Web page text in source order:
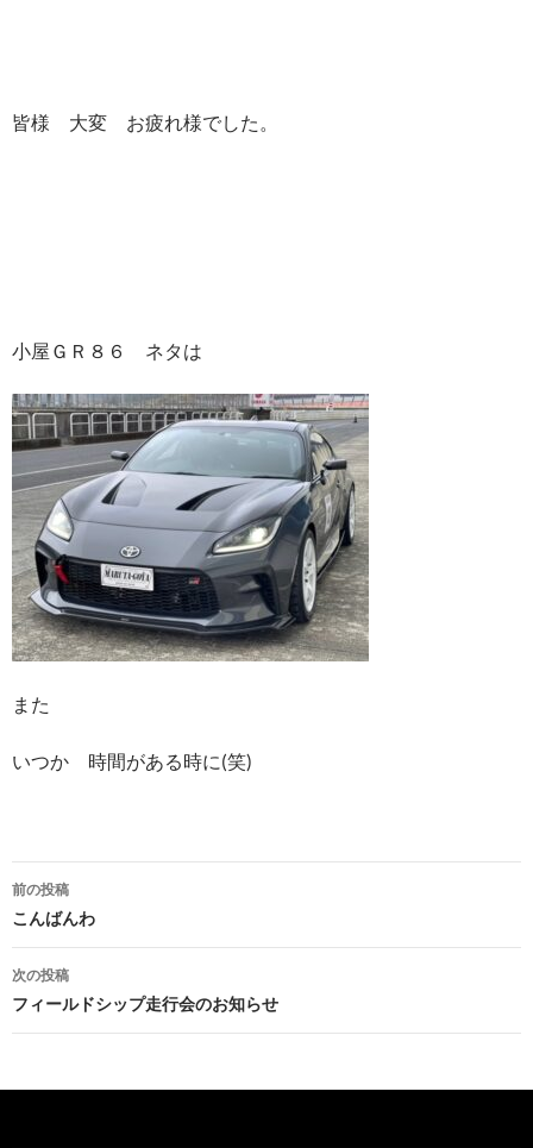
皆様 大変 お疲れ様でした。
小屋ＧＲ８６ ネタは
また
いつか 時間がある時に(笑)
投
稿
ナ
ゲ
前の投稿
こんばんわ
次の投稿
フィールドシップ走行会のお知らせ